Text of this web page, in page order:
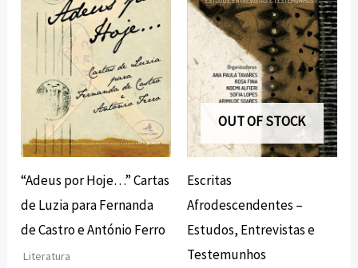
“Adeus por Hoje…” Cartas
de Luzia para Fernanda
de Castro e António Ferro
Literatura
15,00 €.13,50 €.
OUT OF STOCK
Escritas
Afrodescendentes –
Estudos, Entrevistas e
Testemunhos
15,00 €.13,50 €.